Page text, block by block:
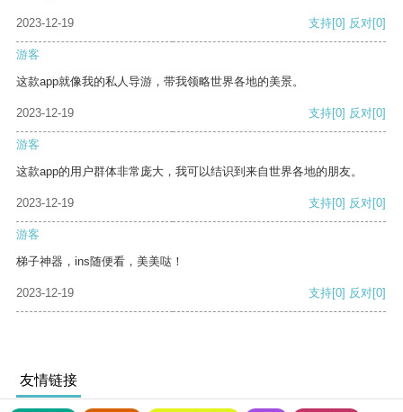
2023-12-19 支持[0] 反对[0]
游客
这款app就像我的私人导游，带我领略世界各地的美景。
2023-12-19 支持[0] 反对[0]
游客
这款app的用户群体非常庞大，我可以结识到来自世界各地的朋友。
2023-12-19 支持[0] 反对[0]
游客
梯子神器，ins随便看，美美哒！
2023-12-19 支持[0] 反对[0]
友情链接